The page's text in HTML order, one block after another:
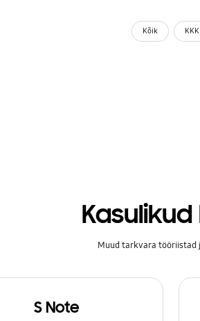
Kõik KKK
Muud tarkvara tööriistad
S Note